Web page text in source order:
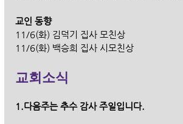
교인 동향
11/6(화) 김덕기 집사 모친상
11/6(화) 백승희 집사 시모친상
교회소식
1.다음주는 추수 감사 주일입니다.